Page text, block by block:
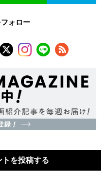
ォロー
を投稿する